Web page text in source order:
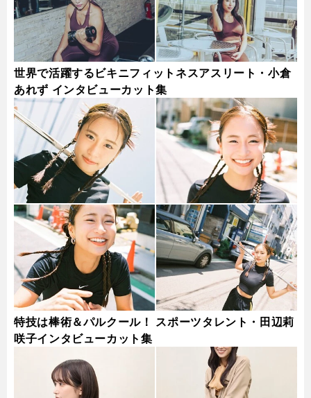
世界で活躍するビキニフィットネスアスリート・小倉
あれず インタビューカット集
特技は棒術＆パルクール！ スポーツタレント・田辺莉
咲子インタビューカット集